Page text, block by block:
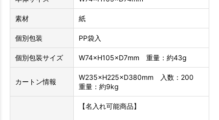
素材 紙
個別包装 PP袋入
個別包装サイズ W74×H105×D7mm 重量：約43g
カートン情報
W235×H225×D380mm 入数：200
重量：約9kg
【名入れ可能商品】